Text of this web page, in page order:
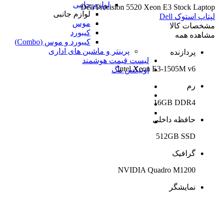
لوازم جانبی
لوازم جانبی
موس
کیبورد
کیبورد و موس (Combo)
پرینتر و ماشین های اداری
لیست قیمت هوشمند
اونیکس مگ
Dell Precision 5520 Xeon E3 Stock Laptop
لپتاپ استوک Dell
مشخصات کالا
مشاهده همه
پردازنده
Intel Xeon E3-1505M v6
رم
16GB DDR4
حافظه داخلی
512GB SSD
گرافیک
NVIDIA Quadro M1200
نمایشگر